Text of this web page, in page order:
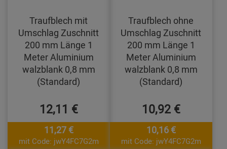
Traufblech mit
Umschlag Zuschnitt
200 mm Länge 1
Meter Aluminium
walzblank 0,8 mm
(Standard)
12,11 €
11,27 €
mit Code: jwY4FC7G2m
Traufblech ohne
Umschlag Zuschnitt
200 mm Länge 1
Meter Aluminium
walzblank 0,8 mm
(Standard)
10,92 €
10,16 €
mit Code: jwY4FC7G2m